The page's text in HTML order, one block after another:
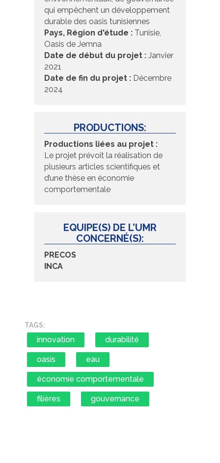
qui empêchent un développement
durable des oasis tunisiennes
Pays, Région d'étude : Tunisie,
Oasis de Jemna
Date de début du projet : Janvier
2021
Date de fin du projet : Décembre
2024
PRODUCTIONS:
Productions liées au projet :
Le projet prévoit la réalisation de
plusieurs articles scientifiques et
d’une thèse en économie
comportementale
EQUIPE(S) DE L’UMR
CONCERNÉ(S):
PRECOS
INCA
TAGS:
innovation durabilité
oasis eau
économie comportementale
filières gouvernance